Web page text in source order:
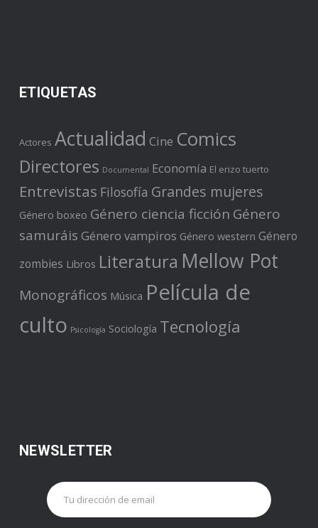
ETIQUETAS
Actores Actualidad Cine Comics
Directores Documental Economía El erizo tuerto
Entrevistas Filosofía Grandes mujeres
Género boxeo Género ciencia ficción Género
samuráis Género vampiros Género western Género
zombies Libros Literatura Mellow Pot
Monográficos Música Película de
culto Psicología Sociología Tecnología
NEWSLETTER